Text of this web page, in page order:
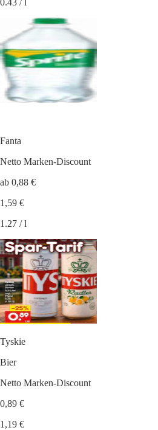
Fanta
Netto Marken-Discount
ab 0,88 €
1,59 €
1.27 / l
Tyskie
Bier
Netto Marken-Discount
0,89 €
1,19 €